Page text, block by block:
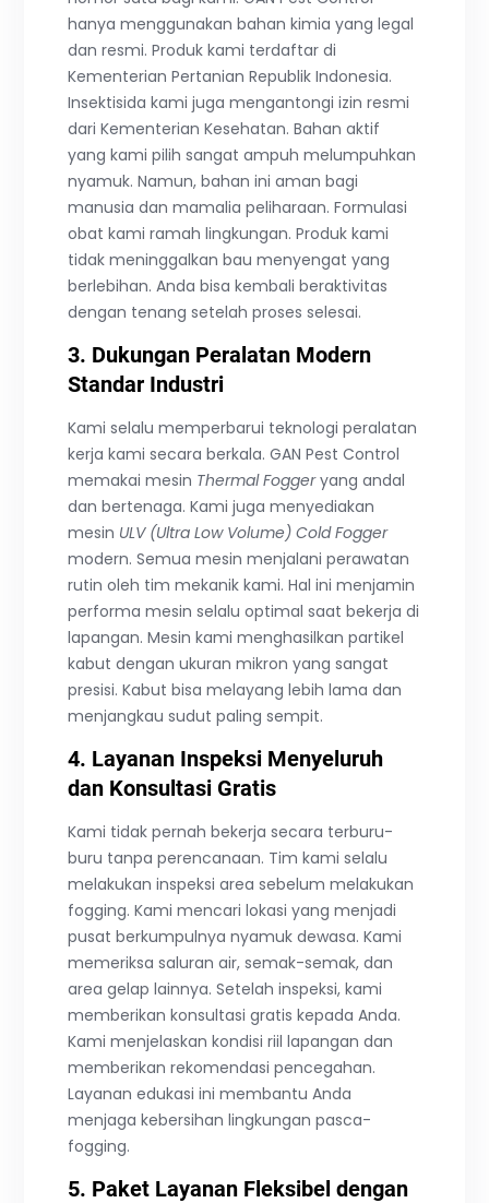
hanya menggunakan bahan kimia yang legal
dan resmi. Produk kami terdaftar di
Kementerian Pertanian Republik Indonesia.
Insektisida kami juga mengantongi izin resmi
dari Kementerian Kesehatan. Bahan aktif
yang kami pilih sangat ampuh melumpuhkan
nyamuk. Namun, bahan ini aman bagi
manusia dan mamalia peliharaan. Formulasi
obat kami ramah lingkungan. Produk kami
tidak meninggalkan bau menyengat yang
berlebihan. Anda bisa kembali beraktivitas
dengan tenang setelah proses selesai.
3. Dukungan Peralatan Modern
Standar Industri
Kami selalu memperbarui teknologi peralatan
kerja kami secara berkala. GAN Pest Control
memakai mesin Thermal Foggeryang andal
dan bertenaga. Kami juga menyediakan
mesin ULV (Ultra Low Volume) Cold Fogger
modern. Semua mesin menjalani perawatan
rutin oleh tim mekanik kami. Hal ini menjamin
performa mesin selalu optimal saat bekerja di
lapangan. Mesin kami menghasilkan partikel
kabut dengan ukuran mikron yang sangat
presisi. Kabut bisa melayang lebih lama dan
menjangkau sudut paling sempit.
4. Layanan Inspeksi Menyeluruh
dan Konsultasi Gratis
Kami tidak pernah bekerja secara terburu-
buru tanpa perencanaan. Tim kami selalu
melakukan inspeksi area sebelum melakukan
fogging. Kami mencari lokasi yang menjadi
pusat berkumpulnya nyamuk dewasa. Kami
memeriksa saluran air, semak-semak, dan
area gelap lainnya. Setelah inspeksi, kami
memberikan konsultasi gratis kepada Anda.
Kami menjelaskan kondisi riil lapangan dan
memberikan rekomendasi pencegahan.
Layanan edukasi ini membantu Anda
menjaga kebersihan lingkungan pasca-
fogging.
5. Paket Layanan Fleksibel dengan